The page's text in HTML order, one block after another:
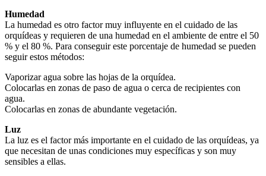
Humedad
La humedad es otro factor muy influyente en el cuidado de las
orquídeas y requieren de una humedad en el ambiente de entre el 50
% y el 80 %. Para conseguir este porcentaje de humedad se pueden
seguir estos métodos:
Vaporizar agua sobre las hojas de la orquídea.
Colocarlas en zonas de paso de agua o cerca de recipientes con
agua.
Colocarlas en zonas de abundante vegetación.
Luz
La luz es el factor más importante en el cuidado de las orquídeas, ya
que necesitan de unas condiciones muy específicas y son muy
sensibles a ellas.